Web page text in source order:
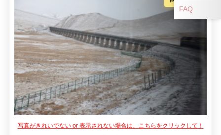
写真がきれいでない or 表示されない場合は、こちらをクリックして！
👎 NG！ 👍 いいね！
八盤峡ダムは中国甘粛省臨夏市に位置する人気の
FAQ